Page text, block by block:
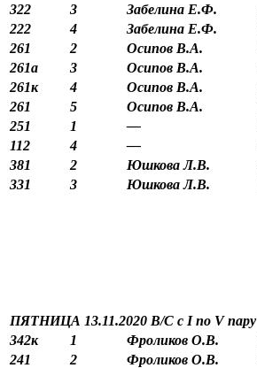
322
3 Забелина Е.Ф.
222
4 Забелина Е.Ф.
261
2 Осипов В.А.
261а
3 Осипов В.А.
261к
4 Осипов В.А.
261
5 Осипов В.А.
251
1 —
112
4 —
381
2 Юшкова Л.В.
331
3 Юшкова Л.В.
ПЯТНИЦА 13.11.2020 В/С с I по Vпару
342к
1 Фроликов О.В.
241
2 Фроликов О.В.